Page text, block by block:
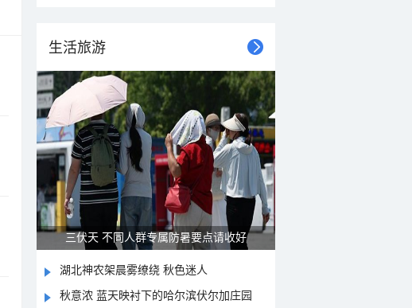
生活旅游
三伏天 不同人群专属防暑要点请收好
湖北神农架晨雾缭绕 秋色迷人
秋意浓 蓝天映衬下的哈尔滨伏尔加庄园